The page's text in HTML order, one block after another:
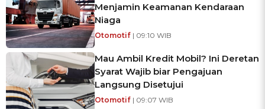
Menjamin Keamanan Kendaraan
Niaga
Otomotif | 09:10 WIB
Mau Ambil Kredit Mobil? Ini Deretan
Syarat Wajib biar Pengajuan
Langsung Disetujui
Otomotif | 09:07 WIB